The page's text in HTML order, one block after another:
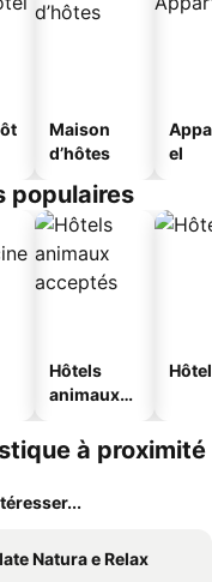
Maison
d’hôtes
el
populaires
Hôtels
animaux
à proximité
Natura e Relax